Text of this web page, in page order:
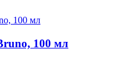
100 мл